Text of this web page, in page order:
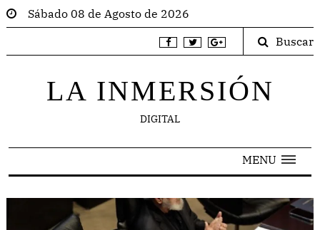
Sábado 08 de Agosto de 2026
Buscar
LA INMERSIÓN
DIGITAL
MENU